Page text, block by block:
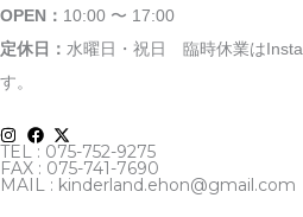
OPEN： 10:00 〜 17:00
定休日： 水曜日・祝日 臨時休業は
す。
FAX : 075-741-7690
MAIL : kinderland.ehon@gmail.com